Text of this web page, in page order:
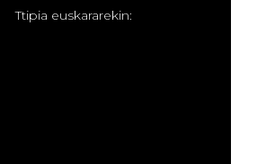
Ttipia euskararekin: